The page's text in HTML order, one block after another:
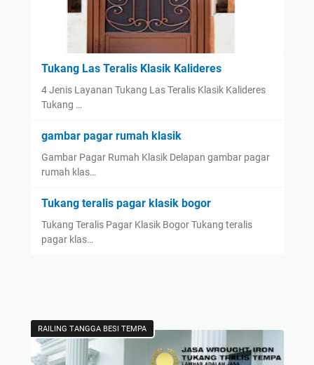
Tukang Las Teralis Klasik Kalideres
4 Jenis Layanan Tukang Las Teralis Klasik Kalideres
Tukang …
gambar pagar rumah klasik
Gambar Pagar Rumah Klasik Delapan gambar pagar
rumah klas…
Tukang teralis pagar klasik bogor
Tukang Teralis Pagar Klasik Bogor Tukang teralis
pagar klas…
RAILING TANGGA BESI TEMPA